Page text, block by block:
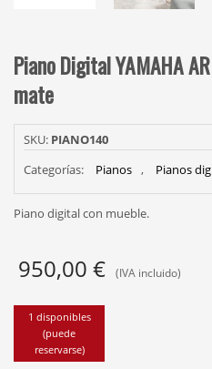
Piano Digital YAMAHA
mate
SKU: PIANO140
Categorías:
Pianos , Pianos
Piano digital con mueble.
950,00 € (IVA incluido)
1 disponibles
(puede
reservarse)